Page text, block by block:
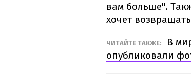
вам больше".
хочет
ЧИТАЙТЕ ТАКЖЕ:
В
опубликовали